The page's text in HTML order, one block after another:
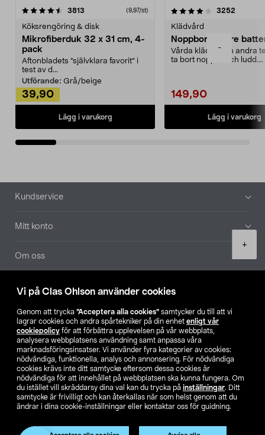
Vi på Clas Ohlson använder cookies
Genom att trycka ”Acceptera alla cookies” samtycker du till att vi
lagrar cookies och andra spårtekniker på din enhet enligt vår
cookiepolicy för att förbättra upplevelsen på vår webbplats,
analysera webbplatsens användning samt anpassa våra
marknadsföringsinsatser. Vi använder fyra kategorier av cookies:
nödvändiga, funktionella, analys och annonsering. För nödvändiga
cookies krävs inte ditt samtycke eftersom dessa cookies är
nödvändiga för att innehållet på webbplatsen ska kunna fungera. Om
du istället vill skräddarsy dina val kan du trycka på inställningar. Ditt
samtycke är frivilligt och kan återkallas när som helst genom att du
ändrar i dina cookie-inställningar eller kontaktar oss för guidning.
-
+
3813 (9,97/st)
Köksrengöring & disk
Mikrofiberduk 32 x 31 cm, 4-
pack
Aftonbladets "självklara favorit” i
test av d...
Utförande: Grå/beige
39,90
Lägg i varukorg
4.0av 5 stjärnor 3252
Klädvård
Noppborttagare
Vårda kläder och andra
ta bort noppor och ludd.
149,90
Lägg i varukorg
4.5av 5 stjärnor
Sidfot
Kundservice
Mitt konto
Om oss
Aktuellt
Våra bolag
Hitta butik
SE NO FI